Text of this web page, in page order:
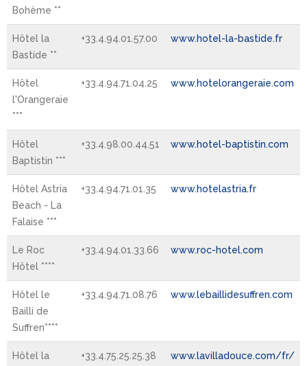
Bohème **
Hôtel la
Bastide **
+33.4.94.01.57.00 www.hotel-la-bastide.fr
Hôtel
l'Orangeraie
***
+33.4.94.71.04.25 www.hotelorangeraie.com
Hôtel
Baptistin ***
+33.4.98.00.44.51 www.hotel-baptistin.com
Hôtel Astria
Beach - La
Falaise ***
+33.4.94.71.01.35 www.hotelastria.fr
Le Roc
Hôtel ****
+33.4.94.01.33.66 www.roc-hotel.com
Hôtel le
Bailli de
Suffren****
+33.4.94.71.08.76 www.lebaillidesuffren.com
Hôtel la
+33.4.75.25.25.38 www.lavilladouce.com/fr/